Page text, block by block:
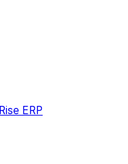
Rise ERP